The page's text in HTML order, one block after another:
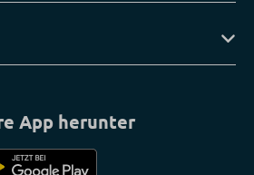
App herunter